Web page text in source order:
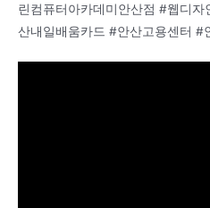
린컴퓨터아카데미안산점 #웹디
산내일배움카드 #안산고용센터 #